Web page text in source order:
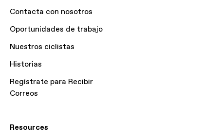
Contacta con nosotros
Oportunidades de trabajo
Nuestros ciclistas
Historias
Regístrate para Recibir
Correos
Resources